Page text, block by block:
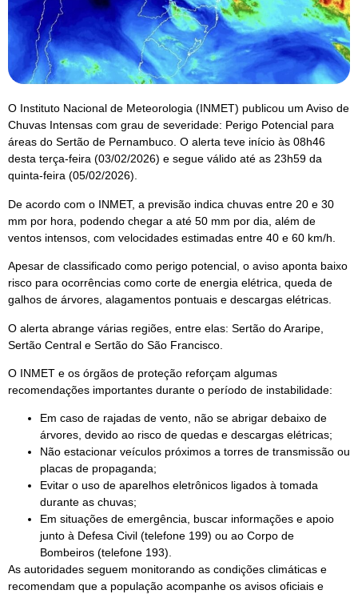
O Instituto Nacional de Meteorologia (INMET) publicou um Aviso de
Chuvas Intensas com grau de severidade: Perigo Potencial para
áreas do Sertão de Pernambuco. O alerta teve início às 08h46
desta terça-feira (03/02/2026) e segue válido até as 23h59 da
quinta-feira (05/02/2026).
De acordo com o INMET, a previsão indica chuvas entre 20 e 30
mm por hora, podendo chegar a até 50 mm por dia, além de
ventos intensos, com velocidades estimadas entre 40 e 60 km/h.
Apesar de classificado como perigo potencial, o aviso aponta baixo
risco para ocorrências como corte de energia elétrica, queda de
galhos de árvores, alagamentos pontuais e descargas elétricas.
O alerta abrange várias regiões, entre elas: Sertão do Araripe,
Sertão Central e Sertão do São Francisco.
O INMET e os órgãos de proteção reforçam algumas
recomendações importantes durante o período de instabilidade:
Em caso de rajadas de vento, não se abrigar debaixo de
árvores, devido ao risco de quedas e descargas elétricas;
Não estacionar veículos próximos a torres de transmissão ou
placas de propaganda;
Evitar o uso de aparelhos eletrônicos ligados à tomada
durante as chuvas;
Em situações de emergência, buscar informações e apoio
junto à Defesa Civil (telefone 199) ou ao Corpo de
Bombeiros (telefone 193).
As autoridades seguem monitorando as condições climáticas e
recomendam que a população acompanhe os avisos oficiais e